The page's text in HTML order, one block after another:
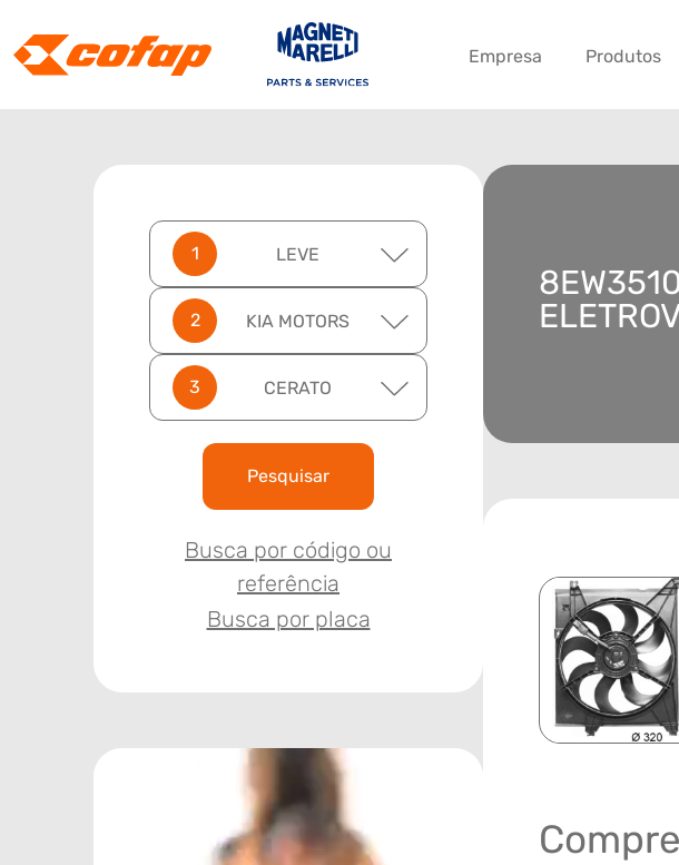
Empresa Produtos
LEVE
KIA MOTORS
CERATO
Pesquisar
Busca por código ou
referência
Busca por placa